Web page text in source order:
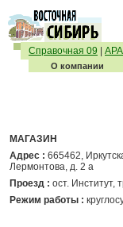
Справочная 09
О компании
МАГАЗИН
Адрес : 665462,
Лермонтова, д. 2 а
Проезд : ост. Институт,
Режим работы :